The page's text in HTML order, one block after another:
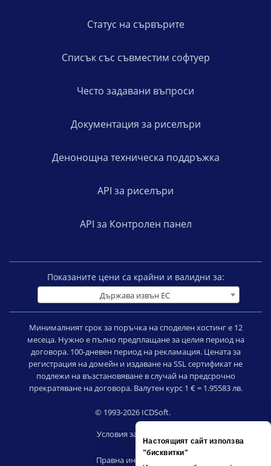
Настоящият сайт използва
"бисквитки"
Статус на сървърите
Списък със съвместим софтуер
Често задавани въпроси
Документация за риселъри
Денонощна техническа поддръжка
API за риселъри
API за Контролен панел
Показаните цени са крайни и валидни за:
Държава извън ЕС
Минималният срок за поръчка на споделен хостинг е 12
месеца. Нужно е пълно предплащане за целия период на
договора. 100-дневен период на рекламация. Цената за
регистрация на домейн и издаване на SSL сертификат не
подлежи на възстановяване в случай на предсрочно
прекратяване на договора. Валутен курс 1 € = 1.95583 лв.
© 1993-2026 ICDSoft.
Условия за ползване
Правна информация